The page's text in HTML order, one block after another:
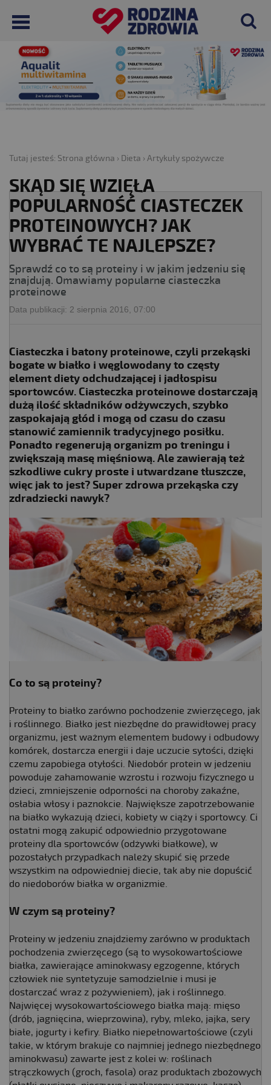
Tutaj jesteś: Strona główna › Dieta › Artykuły spożywcze
SKĄD SIĘ WZIĘŁA
POPULARNOŚĆ CIASTECZEK
PROTEINOWYCH? JAK
WYBRAĆ TE NAJLEPSZE?
Sprawdź co to są proteiny i w jakim jedzeniu się
znajdują. Omawiamy popularne ciasteczka
proteinowe
Data publikacji: 2 sierpnia 2016, 07:00
Ciasteczka i batony proteinowe, czyli przekąski
bogate w białko i węglowodany to częsty
element diety odchudzającej i jadłospisu
sportowców. Ciasteczka proteinowe dostarczają
dużą ilość składników odżywczych, szybko
zaspokajają głód i mogą od czasu do czasu
stanowić zamiennik tradycyjnego posiłku.
Ponadto regenerują organizm po treningu i
zwiększają masę mięśniową. Ale zawierają też
szkodliwe cukry proste i utwardzane tłuszcze,
więc jak to jest? Super zdrowa przekąska czy
zdradziecki nawyk?
Co to są proteiny?
Proteiny to białko zarówno pochodzenie zwierzęcego, jak
i roślinnego. Białko jest niezbędne do prawidłowej pracy
organizmu, jest ważnym elementem budowy i odbudowy
komórek, dostarcza energii i daje uczucie sytości, dzięki
czemu zapobiega otyłości. Niedobór protein w jedzeniu
powoduje zahamowanie wzrostu i rozwoju fizycznego u
dzieci, zmniejszenie odporności na choroby zakaźne,
osłabia włosy i paznokcie. Największe zapotrzebowanie
na białko wykazują dzieci, kobiety w ciąży i sportowcy. Ci
ostatni mogą zakupić odpowiednio przygotowane
proteiny dla sportowców (odżywki białkowe), w
pozostałych przypadkach należy skupić się przede
wszystkim na odpowiedniej diecie, tak aby nie dopuścić
do niedoborów białka w organizmie.
W czym są proteiny?
Proteiny w jedzeniu znajdziemy zarówno w produktach
pochodzenia zwierzęcego (są to wysokowartościowe
białka, zawierające aminokwasy egzogenne, których
człowiek nie syntetyzuje samodzielnie i musi je
dostarczać wraz z pożywieniem), jak i roślinnego.
Najwięcej wysokowartościowego białka mają: mięso
(drób, jagnięcina, wieprzowina), ryby, mleko, jajka, sery
białe, jogurty i kefiry. Białko niepełnowartościowe (czyli
takie, w którym brakuje co najmniej jednego niezbędnego
aminokwasu) zawarte jest z kolei w: roślinach
strączkowych (groch, fasola) oraz produktach zbożowych